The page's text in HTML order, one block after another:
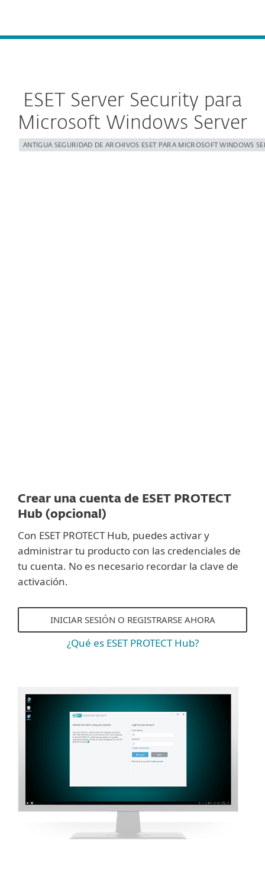
ESET Server Security para
Microsoft Windows Server
ANTIGUA SEGURIDAD DE ARCHIVOS ESET PARA MICROSOFT WINDOWS
Crear una cuenta de ESET PROTECT
Hub (opcional)
Con ESET PROTECT Hub, puedes activar y
administrar tu producto con las credenciales de
tu cuenta. No es necesario recordar la clave de
activación.
INICIAR SESIÓN O REGISTRARSE AHORA
¿Qué es ESET PROTECT Hub?